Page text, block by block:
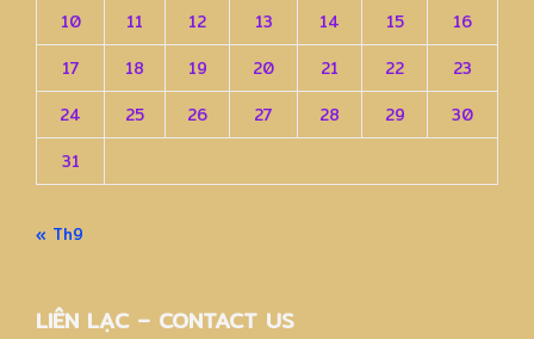
10
11 12 13 14 15
16
17
18 19 20 21 22
23
24
25 26 27 28 29
30
31
« Th9
LIÊN LẠC – CONTACT US